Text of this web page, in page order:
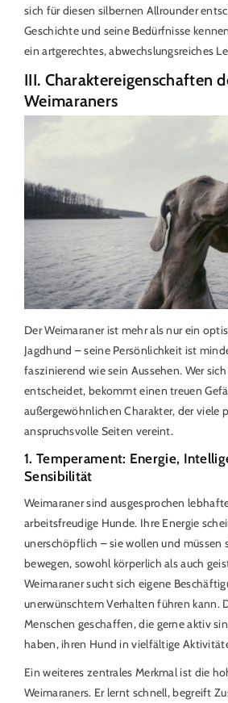
sich für diesen silbernen Allrounder
Geschichte und seine Bedürfnisse
ein artgerechtes, abwechslungsreiches
III. Charaktereigenschaften
Weimaraners
Der Weimaraner ist mehr als nur ein
Jagdhund – seine Persönlichkeit ist
faszinierend wie sein Aussehen. Wer
entscheidet, bekommt einen treuen
außergewöhnlichen Charakter, der viele
anspruchsvolle Seiten vereint.
1. Temperament: Energie,
Sensibilität
Weimaraner sind ausgesprochen
arbeitsfreudige Hunde. Ihre Energie
unerschöpflich – sie wollen und müssen
bewegen, sowohl körperlich als auch
Weimaraner sucht sich eigene
unerwünschtem Verhalten führen kann.
Menschen geschaffen, die gerne aktiv
haben, ihren Hund in vielfältige
Ein weiteres zentrales Merkmal ist die
Weimaraners. Er lernt schnell, begreift